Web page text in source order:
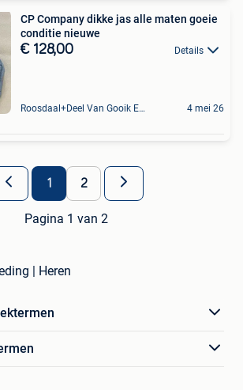
CP Company dikke jas alle maten goeie
conditie nieuwe
€ 128,00 Details
Roosdaal+Deel Van Gooik En Sint-Kwintens-Lennik 4 mei 26
1 2
Pagina 1 van 2
| Heren